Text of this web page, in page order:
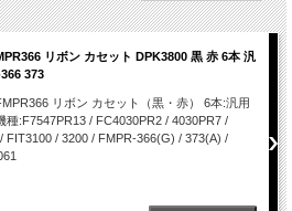
リボン カセット DPK3800 黒 赤 6本 汎
373
リボン カセット（黒・赤） 6本:汎用
種:F7547PR13 / FC4030PR2 / 4030PR7 /
FIT3100 / 3200 / FMPR-366(G) / 373(A) /